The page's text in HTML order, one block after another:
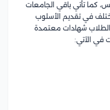
كماتأتي باقي الجامعات
في تقديم الأسلوب
شهادات معتمدة
في الآتي: